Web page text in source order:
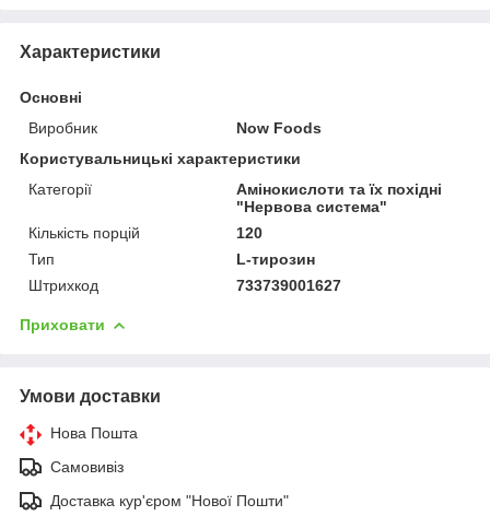
Характеристики
Основні
Виробник
Now Foods
Користувальницькі характеристики
Категорії
Амінокислоти та їх похідні
"Нервова система"
Кількість порцій
120
Тип
L-тирозин
Штрихкод
733739001627
Приховати
Умови доставки
Нова Пошта
Самовивіз
Доставка кур'єром "Нової Пошти"